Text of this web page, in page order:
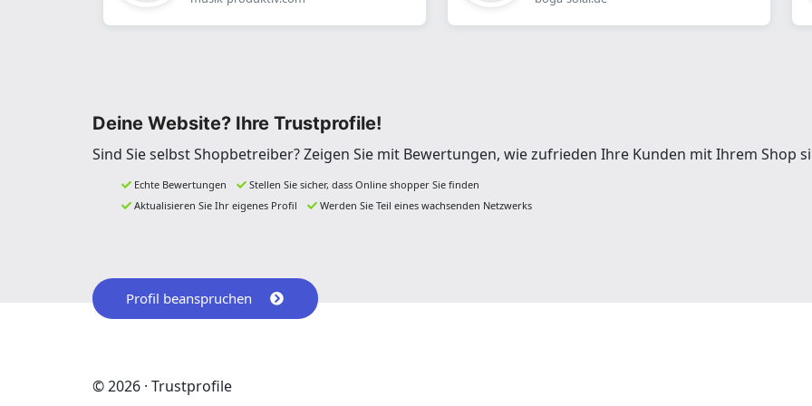
Deine Website? Ihre Trustprofile!
Sind Sie selbst Shopbetreiber? Zeigen Sie mit Bewertungen, wie zufrieden Ihre Kunden mit Ihrem Shop
Echte Bewertungen
Stellen Sie sicher, dass Online shopper Sie finden
Aktualisieren Sie Ihr eigenes Profil
Werden Sie Teil eines wachsenden Netzwerks
Profil beanspruchen
© 2026 · Trustprofile